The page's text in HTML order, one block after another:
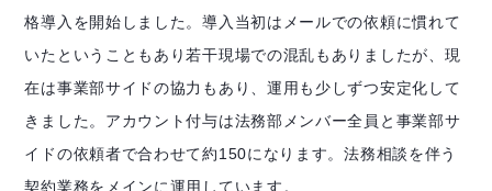
格導入を開始しました。導入当初はメールでの依頼に慣れて
いたということもあり若干現場での混乱もありましたが、現
在は事業部サイドの協力もあり、運用も少しずつ安定化して
きました。アカウント付与は法務部メンバー全員と事業部サ
イドの依頼者で合わせて約150になります。法務相談を伴う
契約業務をメインに運用しています。